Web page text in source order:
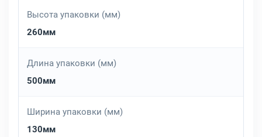
Высота упаковки (мм)
260мм
Длина упаковки (мм)
500мм
Ширина упаковки (мм)
130мм